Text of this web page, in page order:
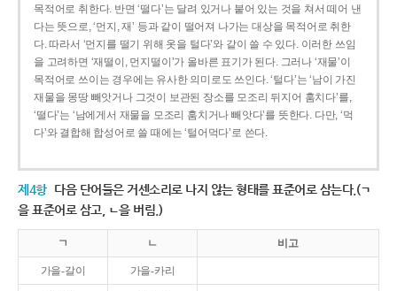
목적어로 취한다. 반면 ‘떨다’는 달려 있거나 붙어 있는 것을 쳐서 떼어 낸
다는 뜻으로, ‘먼지, 재’ 등과 같이 떨어져 나가는 대상을 목적어로 취한
다. 따라서 ‘먼지를 떨기 위해 옷을 털다’와 같이 쓸 수 있다. 이러한 쓰임
을 고려하면 ‘재떨이, 먼지떨이’가 올바른 표기가 된다. 그러나 ‘재물’이
목적어로 쓰이는 경우에는 유사한 의미로도 쓰인다. ‘털다’는 ‘남이 가진
재물을 몽땅 빼앗거나 그것이 보관된 장소를 모조리 뒤지어 훔치다’를,
‘떨다’는 ‘남에게서 재물을 모조리 훔치거나 빼앗다’를 뜻한다. 다만, ‘먹
다’와 결합해 합성어로 쓸 때에는 ‘털어먹다’로 쓴다.
제4항 다음 단어들은 거센소리로 나지 않는 형태를 표준어로 삼는다.(ㄱ
을 표준어로 삼고, ㄴ을 버림.)
ㄱ ㄴ 비고
가을-갈이 가을-카리